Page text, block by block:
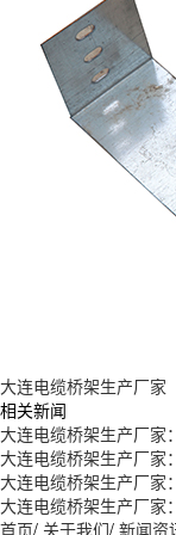
大连电缆桥架生产厂家
相关新闻
大连电缆桥架生产厂家
大连电缆桥架生产厂家
大连电缆桥架生产厂家
大连电缆桥架生产厂家
首页/ 关于我们/ 新闻资